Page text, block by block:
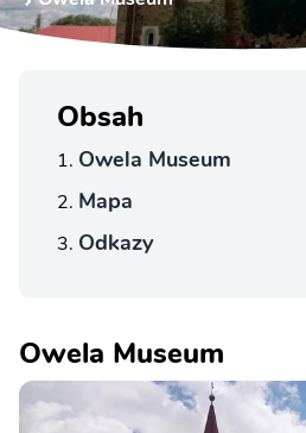
Obsah
Owela Museum
Mapa
Odkazy
Owela Museum